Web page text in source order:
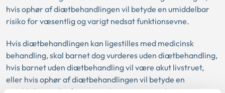
hvis ophør af diætbehandlingen vil betyde en umiddelbar
risiko for væsentlig og varigt nedsat funktionsevne.
Hvis diætbehandlingen kan ligestilles med medicinsk
behandling, skal barnet dog vurderes uden diætbehandling,
hvis barnet uden diætbehandling vil være akut livstruet,
eller hvis ophør af diætbehandlingen vil betyde en